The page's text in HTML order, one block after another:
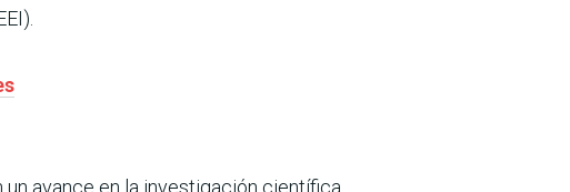
avance en la investigación científica.